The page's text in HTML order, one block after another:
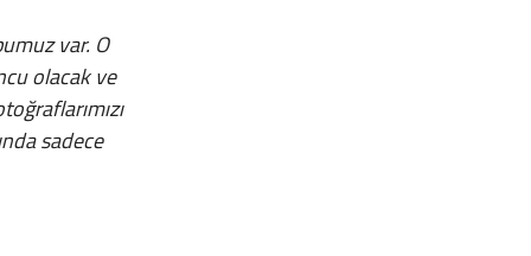
olacak ve
sadece